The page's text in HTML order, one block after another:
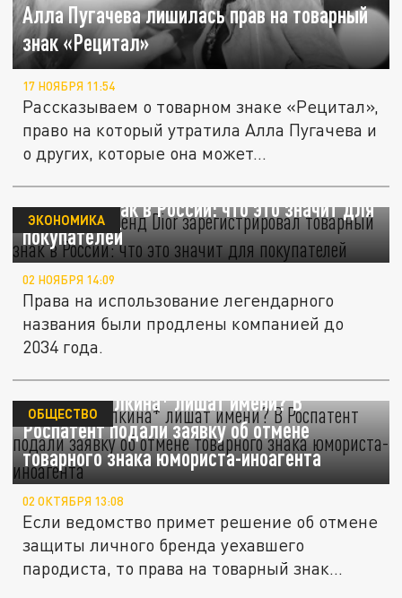
Алла Пугачева лишилась прав на товарный
знак «Рецитал»
17 НОЯБРЯ 11:54
Рассказываем о товарном знаке «Рецитал»,
право на который утратила Алла Пугачева и
о других, которые она может...
Люксовый бренд Dior зарегистрировал
товарный знак в России: что это значит для
покупателей
ЭКОНОМИКА
02 НОЯБРЯ 14:09
Права на использование легендарного
названия были продлены компанией до
2034 года.
Максима Галкина* лишат имени? В
Роспатент подали заявку об отмене
товарного знака юмориста-иноагента
ОБЩЕСТВО
02 ОКТЯБРЯ 13:08
Если ведомство примет решение об отмене
защиты личного бренда уехавшего
пародиста, то права на товарный знак...